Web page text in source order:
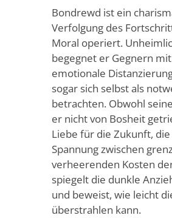
Bondrewd ist ein
Verfolgung des
Moral operiert.
begegnet er Gegnern
emotionale
sogar sich selbst als
betrachten. Obwohl
er nicht von Bosheit
Liebe für die Zukunft,
Spannung zwischen
verheerenden Kosten
spiegelt die dunkle
und beweist, wie leicht
überstrahlen kann.